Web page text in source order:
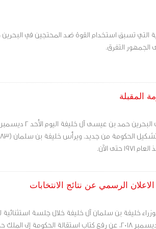
التي تسبق استخدام القوة ضد المحتجين في
التفرق.
المقبلة
الآن.
الرسمي عن نتائج الانتخابات
خليفة بن سلمان آل خليفة خلال جلسة استثنائية
عقدها صباح اليوم الأحد 2 ديسمبر 2018، عن رفع كتاب استقالة